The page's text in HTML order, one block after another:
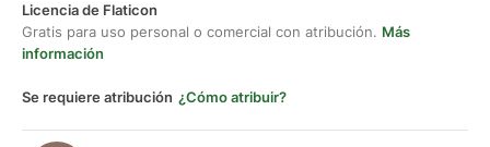
Licencia de Flaticon
Gratis para uso personal o comercial con atribución. Más
información
Se requiere atribución ¿Cómo atribuir?